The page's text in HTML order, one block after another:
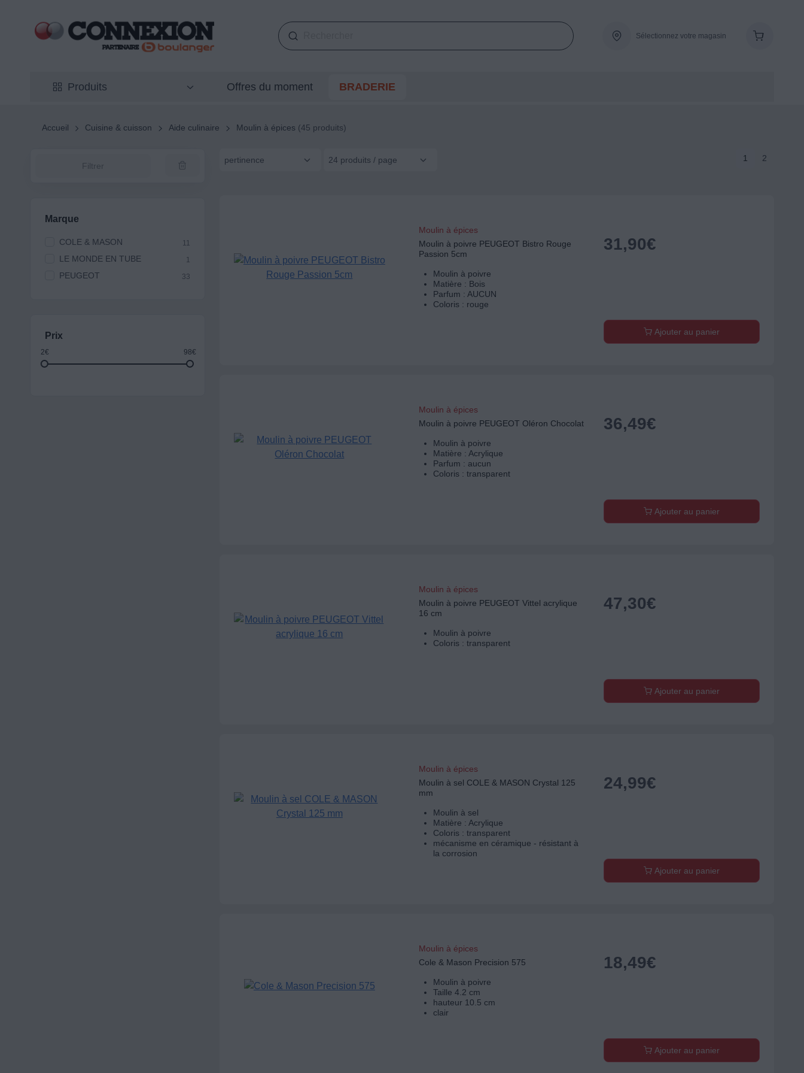
Sélectionnez votre magasin
Produits Offres du moment BRADERIE
Accueil Cuisine & cuisson Aide culinaire Moulin à épices (45 produits)
Filtrer
Marque
COLE & MASON 11
LE MONDE EN TUBE 1
PEUGEOT 33
Prix
2€ 98€
pertinence 24 produits / page 1 2
Moulin à épices
Moulin à poivre PEUGEOT Bistro Rouge
Passion 5cm
Moulin à poivre
Matière : Bois
Parfum : AUCUN
Coloris : rouge
31,90€
Ajouter au panier
Moulin à épices
Moulin à poivre PEUGEOT Oléron Chocolat
Moulin à poivre
Matière : Acrylique
Parfum : aucun
Coloris : transparent
36,49€
Ajouter au panier
Moulin à épices
Moulin à poivre PEUGEOT Vittel acrylique
16 cm
Moulin à poivre
Coloris : transparent
47,30€
Ajouter au panier
Moulin à épices
Moulin à sel COLE & MASON Crystal 125
mm
Moulin à sel
Matière : Acrylique
Coloris : transparent
mécanisme en céramique - résistant à
la corrosion
24,99€
Ajouter au panier
Moulin à épices
Cole & Mason Precision 575
Moulin à poivre
Taille 4.2 cm
hauteur 10.5 cm
clair
18,49€
Ajouter au panier